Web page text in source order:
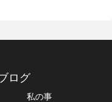
私の事